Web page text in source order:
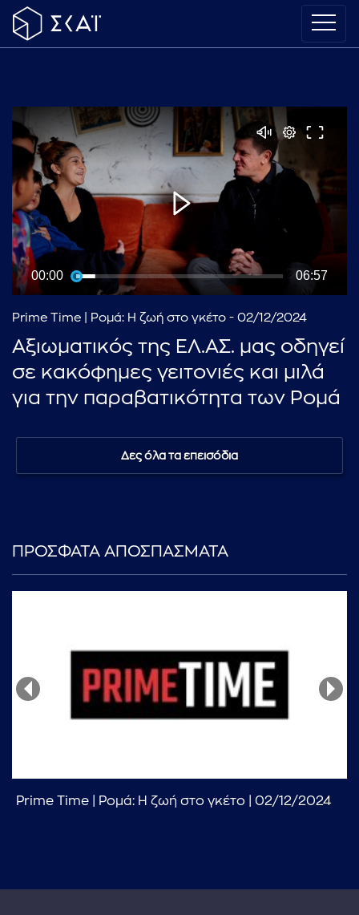
00:00 06:57
Prime Time | Ρομά: Η ζωή στο γκέτο - 02/12/2024
Αξιωματικός της ΕΛ.ΑΣ. μας οδηγεί
σε κακόφημες γειτονιές και μιλά
για την παραβατικότητα των Ρομά
Δες όλα τα επεισόδια
ΠΡΟΣΦΑΤΑ ΑΠΟΣΠΑΣΜΑΤΑ
Prime Time | Ρομά: Η ζωή στο γκέτο | 02/12/2024